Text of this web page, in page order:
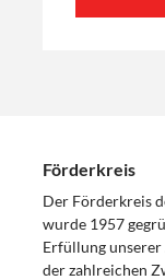
Förderkreis
Der Förderkreis
wurde 1957
Erfüllung
der zahlreichen